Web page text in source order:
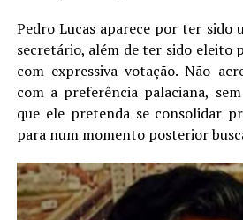
Pedro Lucas aparece por ter sido
secretário, além de ter sido eleito
com expressiva votação. Não
com a preferência palaciana,
que ele pretenda se consolidar
para num momento posterior